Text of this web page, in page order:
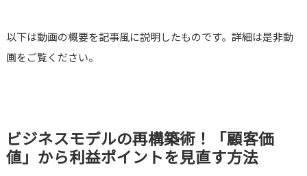
以下は動画の概要を記事風に説明したものです。詳細は是非動
画をご覧ください。
ビジネスモデルの再構築術！「顧客価
値」から利益ポイントを見直す方法